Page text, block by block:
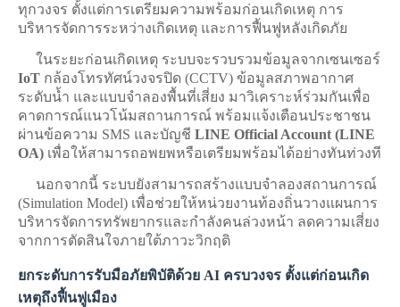
ทุกวงจร ตั้งแต่การเตรียมความพร้อมก่อนเกิดเหตุ การ
บริหารจัดการระหว่างเกิดเหตุ และการฟื้นฟูหลังเกิดภัย
ในระยะก่อนเกิดเหตุ ระบบจะรวบรวมข้อมูลจากเซนเซอร์
IoT กล้องโทรทัศน์วงจรปิด (CCTV) ข้อมูลสภาพอากาศ
ระดับน้ำ และแบบจำลองพื้นที่เสี่ยง มาวิเคราะห์ร่วมกันเพื่อ
คาดการณ์แนวโน้มสถานการณ์ พร้อมแจ้งเตือนประชาชน
ผ่านข้อความ SMS และบัญชี LINE Official Account (LINE
OA) เพื่อให้สามารถอพยพหรือเตรียมพร้อมได้อย่างทันท่วงที
นอกจากนี้ ระบบยังสามารถสร้างแบบจำลองสถานการณ์
(Simulation Model) เพื่อช่วยให้หน่วยงานท้องถิ่นวางแผนการ
บริหารจัดการทรัพยากรและกำลังคนล่วงหน้า ลดความเสี่ยง
จากการตัดสินใจภายใต้ภาวะวิกฤติ
ยกระดับการรับมือภัยพิบัติด้วย AI ครบวงจร ตั้งแต่ก่อนเกิด
เหตุถึงฟื้นฟูเมือง